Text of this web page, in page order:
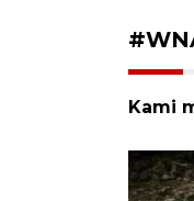
Kami